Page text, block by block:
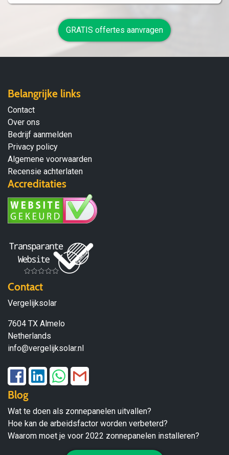
GRATIS offertes aanvragen
Belangrijke links
Contact
Over ons
Bedrijf aanmelden
Privacy policy
Algemene voorwaarden
Recensie achterlaten
Accreditaties
Contact
Vergelijksolar
7604 TX Almelo
Netherlands
info@vergelijksolar.nl
Blog
Wat te doen als zonnepanelen uitvallen?
Hoe kan de arbeidsfactor worden verbeterd?
Waarom moet je voor 2022 zonnepanelen installeren?